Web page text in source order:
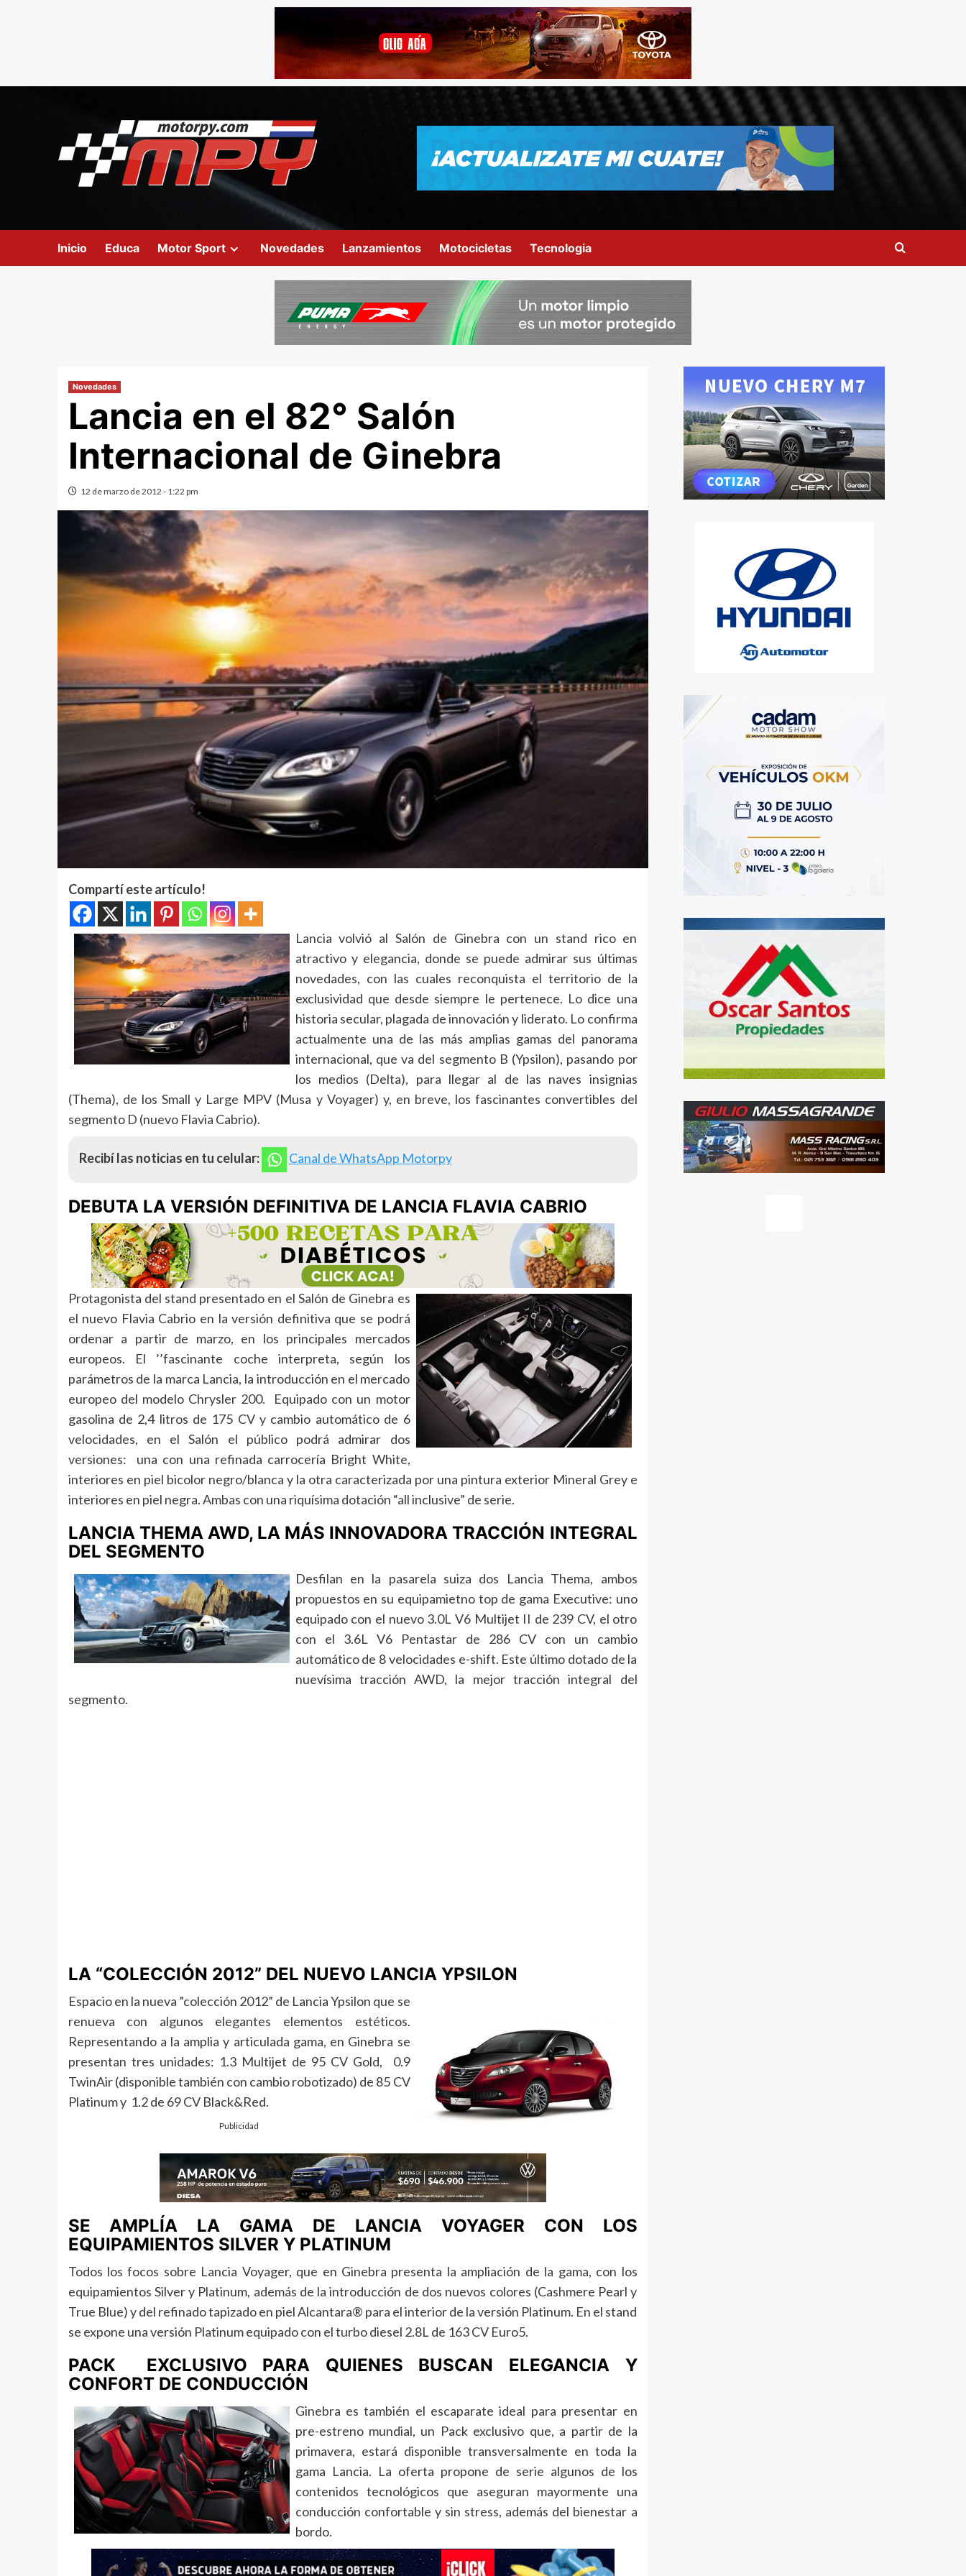
Inicio Educa Motor Sport Novedades Lanzamientos Motocicletas Tecnologia
Novedades
Lancia en el 82° Salón
Internacional de Ginebra
12 de marzo de 2012 - 1:22 pm
Compartí este artículo!
Lancia volvió al Salón de Ginebra con un stand rico en
atractivo y elegancia, donde se puede admirar sus últimas
novedades, con las cuales reconquista el territorio de la
exclusividad que desde siempre le pertenece. Lo dice una
historia secular, plagada de innovación y liderato. Lo confirma
actualmente una de las más amplias gamas del panorama
internacional, que va del segmento B (Ypsilon), pasando por
los medios (Delta), para llegar al de las naves insignias
(Thema), de los Small y Large MPV (Musa y Voyager) y, en breve, los fascinantes convertibles del
segmento D (nuevo Flavia Cabrio).
Recibí las noticias en tu celular: Canal de WhatsApp Motorpy
DEBUTA LA VERSIÓN DEFINITIVA DE LANCIA FLAVIA CABRIO
Protagonista del stand presentado en el Salón de Ginebra es
el nuevo Flavia Cabrio en la versión definitiva que se podrá
ordenar a partir de marzo, en los principales mercados
europeos. El ’’fascinante coche interpreta, según los
parámetros de la marca Lancia, la introducción en el mercado
europeo del modelo Chrysler 200. Equipado con un motor
gasolina de 2,4 litros de 175 CV y cambio automático de 6
velocidades, en el Salón el público podrá admirar dos
versiones: una con una refinada carrocería Bright White,
interiores en piel bicolor negro/blanca y la otra caracterizada por una pintura exterior Mineral Grey e
interiores en piel negra. Ambas con una riquísima dotación “all inclusive” de serie.
LANCIA THEMA AWD, LA MÁS INNOVADORA TRACCIÓN INTEGRAL
DEL SEGMENTO
Desfilan en la pasarela suiza dos Lancia Thema, ambos
propuestos en su equipamietno top de gama Executive: uno
equipado con el nuevo 3.0L V6 Multijet II de 239 CV, el otro
con el 3.6L V6 Pentastar de 286 CV con un cambio
automático de 8 velocidades e-shift. Este último dotado de la
nuevísima tracción AWD, la mejor tracción integral del
segmento.
LA “COLECCIÓN 2012” DEL NUEVO LANCIA YPSILON
Espacio en la nueva ”colección 2012” de Lancia Ypsilon que se
renueva con algunos elegantes elementos estéticos.
Representando a la amplia y articulada gama, en Ginebra se
presentan tres unidades: 1.3 Multijet de 95 CV Gold, 0.9
TwinAir (disponible también con cambio robotizado) de 85 CV
Platinum y 1.2 de 69 CV Black&Red.
Publicidad
SE AMPLÍA LA GAMA DE LANCIA VOYAGER CON LOS
EQUIPAMIENTOS SILVER Y PLATINUM
Todos los focos sobre Lancia Voyager, que en Ginebra presenta la ampliación de la gama, con los
equipamientos Silver y Platinum, además de la introducción de dos nuevos colores (Cashmere Pearl y
True Blue) y del refinado tapizado en piel Alcantara® para el interior de la versión Platinum. En el stand
se expone una versión Platinum equipado con el turbo diesel 2.8L de 163 CV Euro5.
PACK EXCLUSIVO PARA QUIENES BUSCAN ELEGANCIA Y
CONFORT DE CONDUCCIÓN
Ginebra es también el escaparate ideal para presentar en
pre-estreno mundial, un Pack exclusivo que, a partir de la
primavera, estará disponible transversalmente en toda la
gama Lancia. La oferta propone de serie algunos de los
contenidos tecnológicos que aseguran mayormente una
conducción confortable y sin stress, además del bienestar a
bordo.